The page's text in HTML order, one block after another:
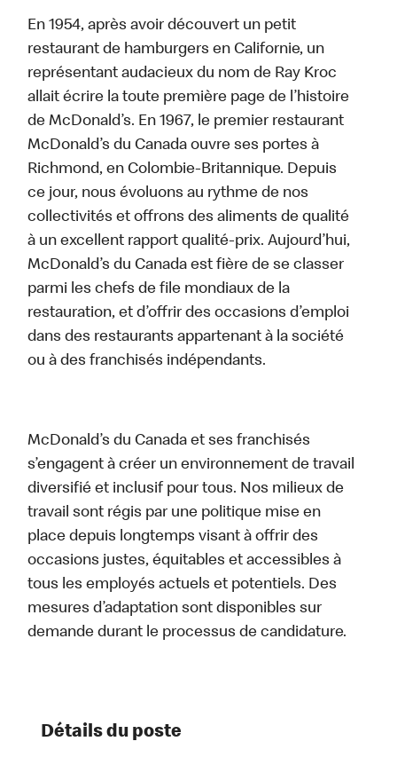
En 1954, après avoir découvert un petit
restaurant de hamburgers en Californie, un
représentant audacieux du nom de Ray Kroc
allait écrire la toute première page de l’histoire
de McDonald’s. En 1967, le premier restaurant
McDonald’s du Canada ouvre ses portes à
Richmond, en Colombie-Britannique. Depuis
ce jour, nous évoluons au rythme de nos
collectivités et offrons des aliments de qualité
à un excellent rapport qualité-prix. Aujourd’hui,
McDonald’s du Canada est fière de se classer
parmi les chefs de file mondiaux de la
restauration, et d’offrir des occasions d’emploi
dans des restaurants appartenant à la société
ou à des franchisés indépendants.
McDonald’s du Canada et ses franchisés
s’engagent à créer un environnement de travail
diversifié et inclusif pour tous. Nos milieux de
travail sont régis par une politique mise en
place depuis longtemps visant à offrir des
occasions justes, équitables et accessibles à
tous les employés actuels et potentiels. Des
mesures d’adaptation sont disponibles sur
demande durant le processus de candidature.
Détails du poste